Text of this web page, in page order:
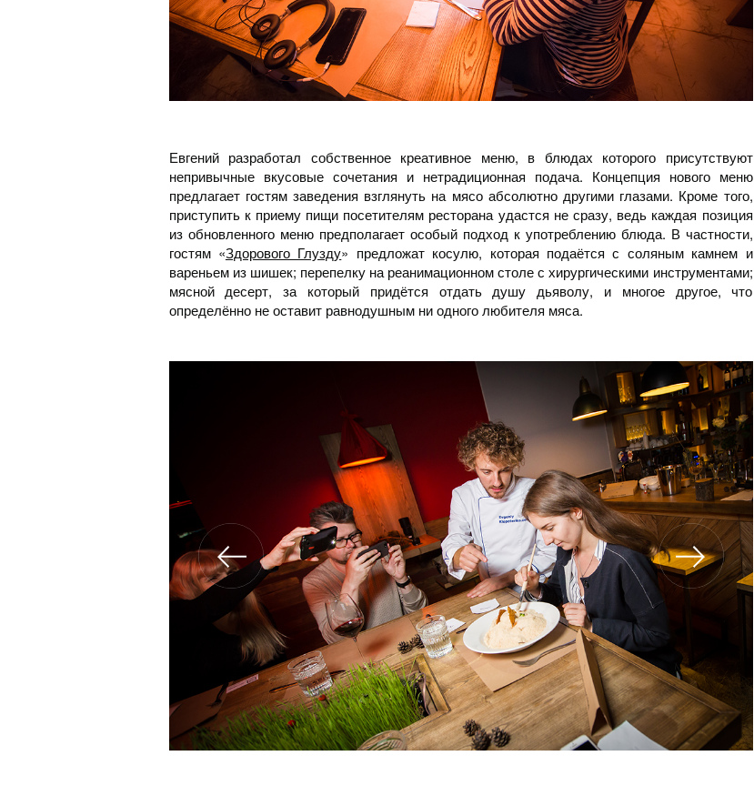
Евгений разработал собственное креативное меню, в блюдах которого присутствуют
непривычные вкусовые сочетания и нетрадиционная подача. Концепция нового меню
предлагает гостям заведения взглянуть на мясо абсолютно другими глазами. Кроме того,
приступить к приему пищи посетителям ресторана удастся не сразу, ведь каждая позиция
из обновленного меню предполагает особый подход к употреблению блюда. В частности,
гостям «Здорового Глузду» предложат косулю, которая подаётся с соляным камнем и
вареньем из шишек; перепелку на реанимационном столе с хирургическими инструментами;
мясной десерт, за который придётся отдать душу дьяволу, и многое другое, что
определённо не оставит равнодушным ни одного любителя мяса.